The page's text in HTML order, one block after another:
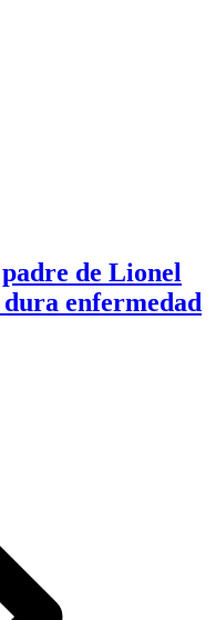
de Lionel
enfermedad